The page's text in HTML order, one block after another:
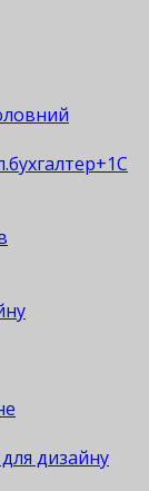
дизайну